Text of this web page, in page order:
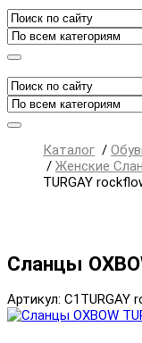
Каталог /
/ Женские
TURGAY
Сланцы
Артикул: C1TURGAY